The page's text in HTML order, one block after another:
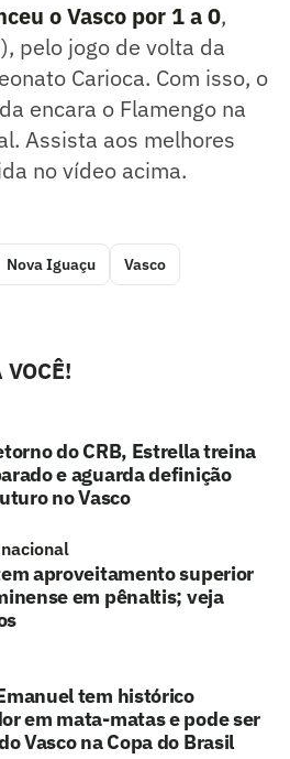
o Vasco por 1 a 0,
pelo jogo de volta da
Carioca. Com isso, o
encara o Flamengo na
Assista aos melhores
no vídeo acima.
Nova Iguaçu Vasco
do CRB, Estrella treina
e aguarda definição
no Vasco
aproveitamento superior
em pênaltis; veja
tem histórico
em mata-matas e pode ser
Vasco na Copa do Brasil